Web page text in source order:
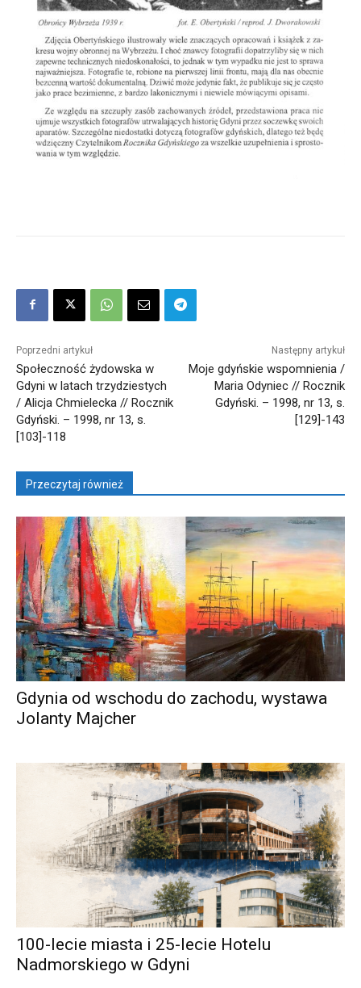
Poprzedni artykuł
Społeczność żydowska w
Gdyni w latach trzydziestych
/ Alicja Chmielecka // Rocznik
Gdyński. – 1998, nr 13, s.
[103]-118
Następny artykuł
Moje gdyńskie wspomnienia /
Maria Odyniec // Rocznik
Gdyński. – 1998, nr 13, s.
[129]-143
Przeczytaj również
Gdynia od wschodu do zachodu, wystawa
Jolanty Majcher
100-lecie miasta i 25-lecie Hotelu
Nadmorskiego w Gdyni